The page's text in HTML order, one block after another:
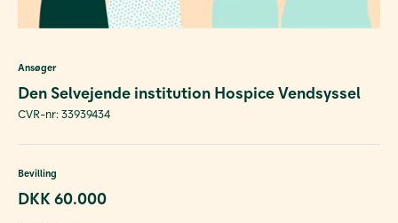
Ansøger
Den Selvejende institution Hospice Vendsyssel
CVR-nr: 33939434
Bevilling
DKK 60.000